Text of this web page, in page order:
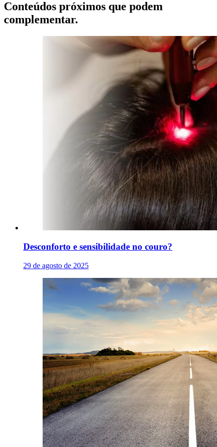
Conteúdos próximos que podem
complementar.
Desconforto e sensibilidade no couro?
29 de agosto de 2025